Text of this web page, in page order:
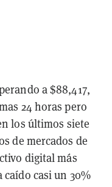
a $88,417,
24 horas pero
los últimos siete
de mercados de
digital más
casi un 30%